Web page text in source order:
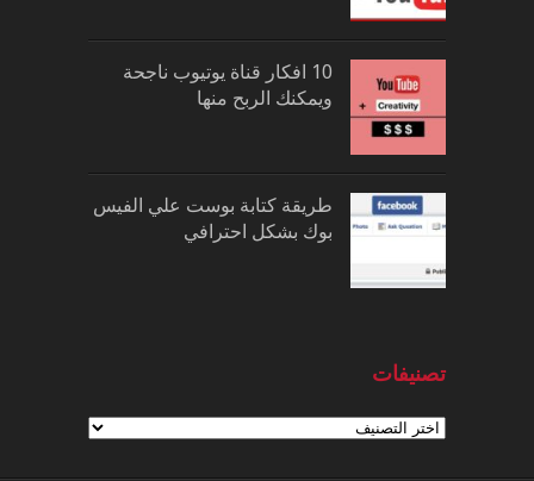
10 افكار قناة يوتيوب ناجحة
ويمكنك الربح منها
طريقة كتابة بوست علي الفيس
بوك بشكل احترافي
تصنيفات
تصنيفات